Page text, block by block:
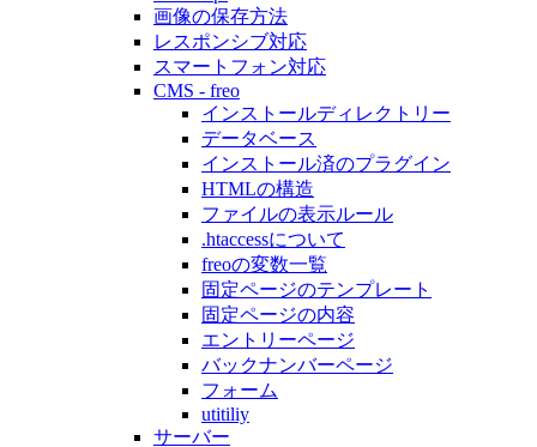
画像の保存方法
レスポンシブ対応
スマートフォン対応
CMS - freo
インストールディレクトリー
データベース
インストール済のプラグイン
HTMLの構造
ファイルの表示ルール
.htaccessについて
freoの変数一覧
固定ページのテンプレート
固定ページの内容
エントリーページ
バックナンバーページ
フォーム
utitiliy
サーバー